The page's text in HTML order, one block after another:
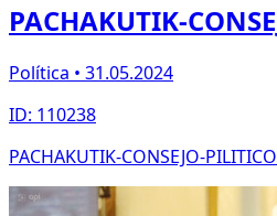
PACHAKUTIK-
Política • 31.05.2024
ID: 110238
PACHAKUTIK-CONSEJO-PILITICO